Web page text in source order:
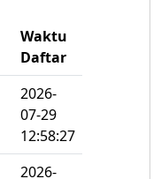
Waktu
Daftar
2026-
07-29
12:58:27
2026-